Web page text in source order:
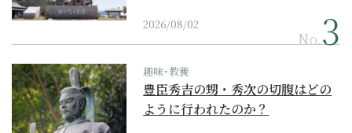
2026/08/02
No.
趣味･教養
豊臣秀吉の甥・秀次の切腹はどの
ように行われたのか？